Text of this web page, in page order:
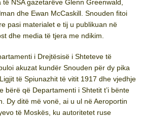
NSA gazetarëve Glenn Greenwald,
dhe Ewan McCaskill. Snouden fitoi
pasi materialet e tij u publikuan në
dhe media të tjera me ndikim.
i Drejtësisë i Shteteve të
akuzat kundër Snouden për dy pika
të Spiunazhit të vitit 1917 dhe vjedhje
bërë që Departamenti i Shtetit t’i bënte
Dy ditë më vonë, ai u ul në Aeroportin
të Moskës, ku autoritetet ruse